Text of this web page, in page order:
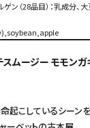
ン（28品目）：乳成分、大
スムージー モモン
こしているシーンを